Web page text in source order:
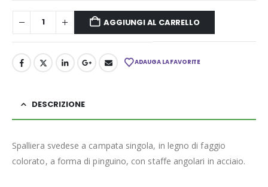
AGGIUNGI AL CARRELLO
ADAUGA LA FAVORITE
DESCRIZIONE
Spalliera svedese a campata singola, in legno di faggio
colorato, a forma di pinguino, con staffe angolari in acciaio.